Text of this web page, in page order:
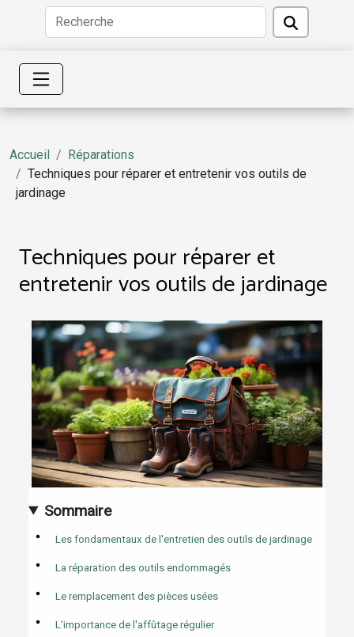
Accueil
Réparations
Techniques pour réparer et entretenir vos outils de
jardinage
Techniques pour réparer et
entretenir vos outils de jardinage
Sommaire
Les fondamentaux de l'entretien des outils de jardinage
La réparation des outils endommagés
Le remplacement des pièces usées
L'importance de l'affûtage régulier